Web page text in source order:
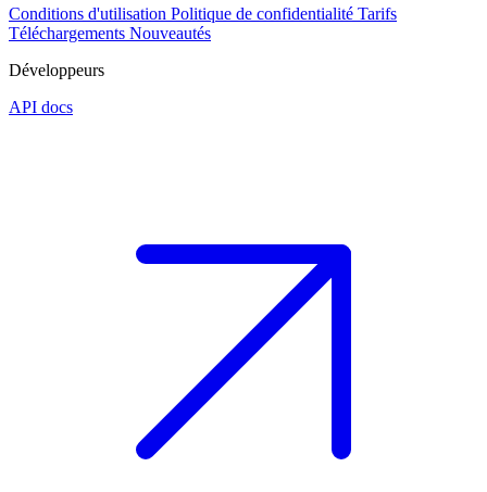
Conditions d'utilisation Politique de confidentialité Tarifs
Téléchargements Nouveautés
Développeurs
API docs